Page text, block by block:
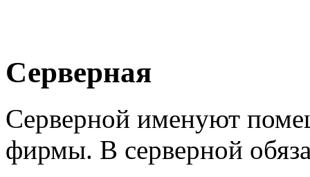
Серверная
Серверной именуют
фирмы. В серверной